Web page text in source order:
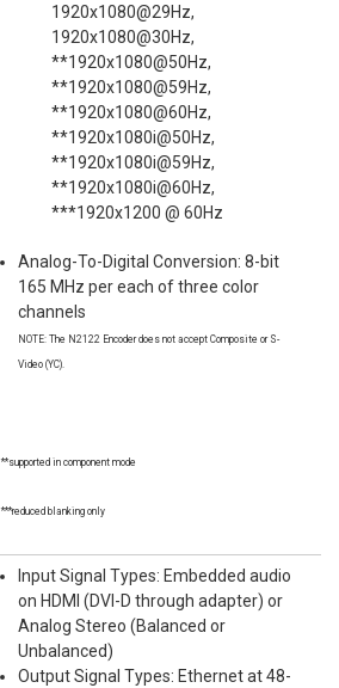
1920x1080@29Hz,
1920x1080@30Hz,
**1920x1080@50Hz,
**1920x1080@59Hz,
**1920x1080@60Hz,
**1920x1080i@50Hz,
**1920x1080i@59Hz,
**1920x1080i@60Hz,
***1920x1200 @ 60Hz
Analog-To-Digital Conversion: 8-bit
165 MHz per each of three color
channels
NOTE: The N2122 Encoder does not accept Composite or S-
Video (YC).
**supported in component mode
***reduced blanking only
Input Signal Types: Embedded audio
on HDMI (DVI-D through adapter) or
Analog Stereo (Balanced or
Unbalanced)
Output Signal Types: Ethernet at 48-